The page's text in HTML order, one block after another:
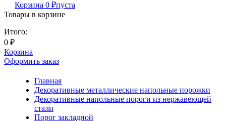
Корзина 0 ₽пуста
Товары в корзине
Итого:
0 ₽
Корзина
Оформить заказ
Главная
Декоративные металлические напольные порожки
Декоративные напольные пороги из нержавеющей
стали
Порог закладной